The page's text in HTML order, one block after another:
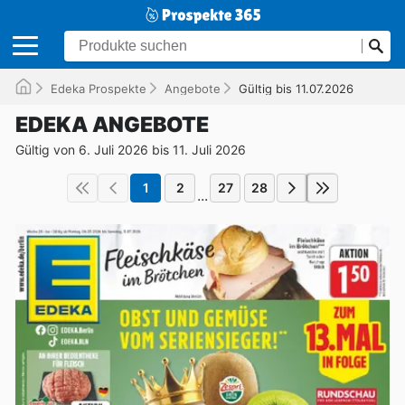
Edeka Prospekte Angebote Gültig bis 11.07.2026
EDEKA ANGEBOTE
Gültig von 6. Juli 2026 bis 11. Juli 2026
1 2 ... 27 28